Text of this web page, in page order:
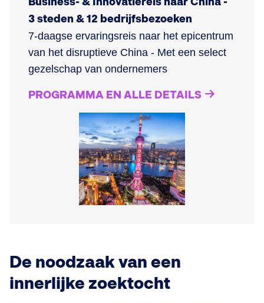
3 steden & 12 bedrijfsbezoeken
7-daagse ervaringsreis naar het epicentrum
van het disruptieve China - Met een select
gezelschap van ondernemers
PROGRAMMA EN ALLE DETAILS
De noodzaak van een
innerlijke zoektocht